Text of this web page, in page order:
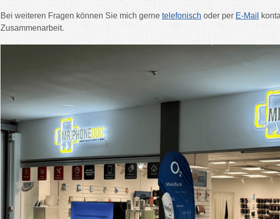
Bei weiteren Fragen können Sie mich gerne telefonisch oder per E-Mail
Zusammenarbeit.